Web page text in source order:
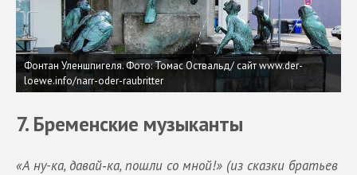
Фонтан Уленшпигеля. Фото: Томас Оствальд/ сайт www.der-
loewe.info/narr-oder-raubritter
7. Бременские музыканты
«А ну-ка, давай‑ка, пошли со мной!» (из сказки братьев